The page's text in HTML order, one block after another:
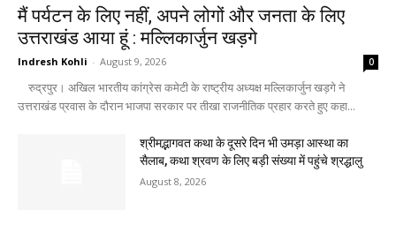
मैं पर्यटन के लिए नहीं, अपने लोगों और जनता के लिए
उत्तराखंड आया हूं : मल्लिकार्जुन खड़गे
Indresh Kohli - August 9, 2026 0
रुद्रपुर। अखिल भारतीय कांग्रेस कमेटी के राष्ट्रीय अध्यक्ष मल्लिकार्जुन खड़गे ने
उत्तराखंड प्रवास के दौरान भाजपा सरकार पर तीखा राजनीतिक प्रहार करते हुए कहा...
श्रीमद्भागवत कथा के दूसरे दिन भी उमड़ा आस्था का
सैलाब, कथा श्रवण के लिए बड़ी संख्या में पहुंचे श्रद्धालु
August 8, 2026